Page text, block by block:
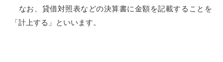
なお、貸借対照表などの決算書に金額を記載することを
「計上する」といいます。